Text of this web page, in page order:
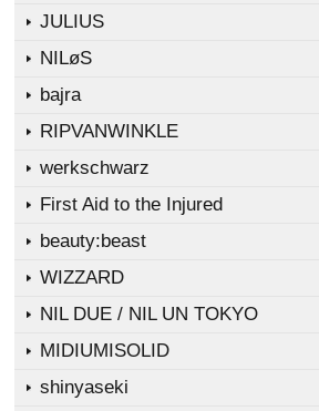
JULIUS
NILøS
bajra
RIPVANWINKLE
werkschwarz
First Aid to the Injured
beauty:beast
WIZZARD
NIL DUE / NIL UN TOKYO
MIDIUMISOLID
shinyaseki